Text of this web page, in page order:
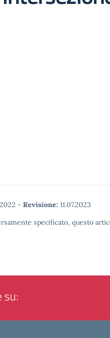
- Revisione: 11.07.2023
specificato, questo
su: